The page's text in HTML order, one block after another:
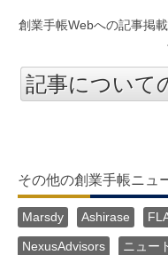
創業手帳Webへの記事掲
記事について
その他の創業手帳ニュ
Marsdy Ashirase
NexusAdvisors ニュー